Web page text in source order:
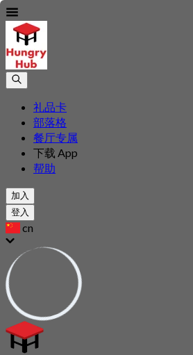
礼品卡
部落格
餐厅专属
下载 App
帮助
加入
登入
cn